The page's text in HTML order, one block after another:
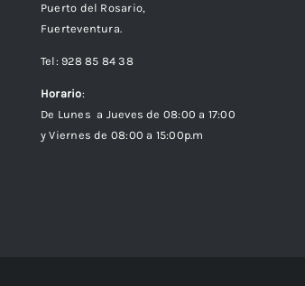
Puerto del Rosario,
Fuerteventura.
Tel: 928 85 84 38
Horario:
De Lunes a Jueves de 08:00 a 17:00
y Viernes de 08:00 a 15:00p.m